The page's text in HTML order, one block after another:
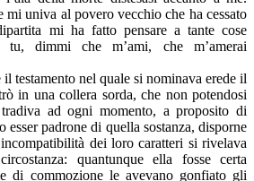
mi univa al povero vecchio che ha cessato
mi ha fatto pensare a tante cose
tu, dimmi che m’ami, che m’amerai
testamento nel quale si nominava erede il
in una collera sorda, che non potendosi
tradiva ad ogni momento, a proposito di
padrone di quella sostanza, disporne
dei loro caratteri si rivelava
quantunque ella fosse certa
di commozione le avevano gonfiato gli